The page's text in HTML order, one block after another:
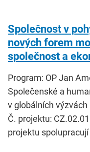
Společnost v
nových forem
společnost a
Program: OP Jan
Společenské a
v globálních
Č. projektu:
projektu